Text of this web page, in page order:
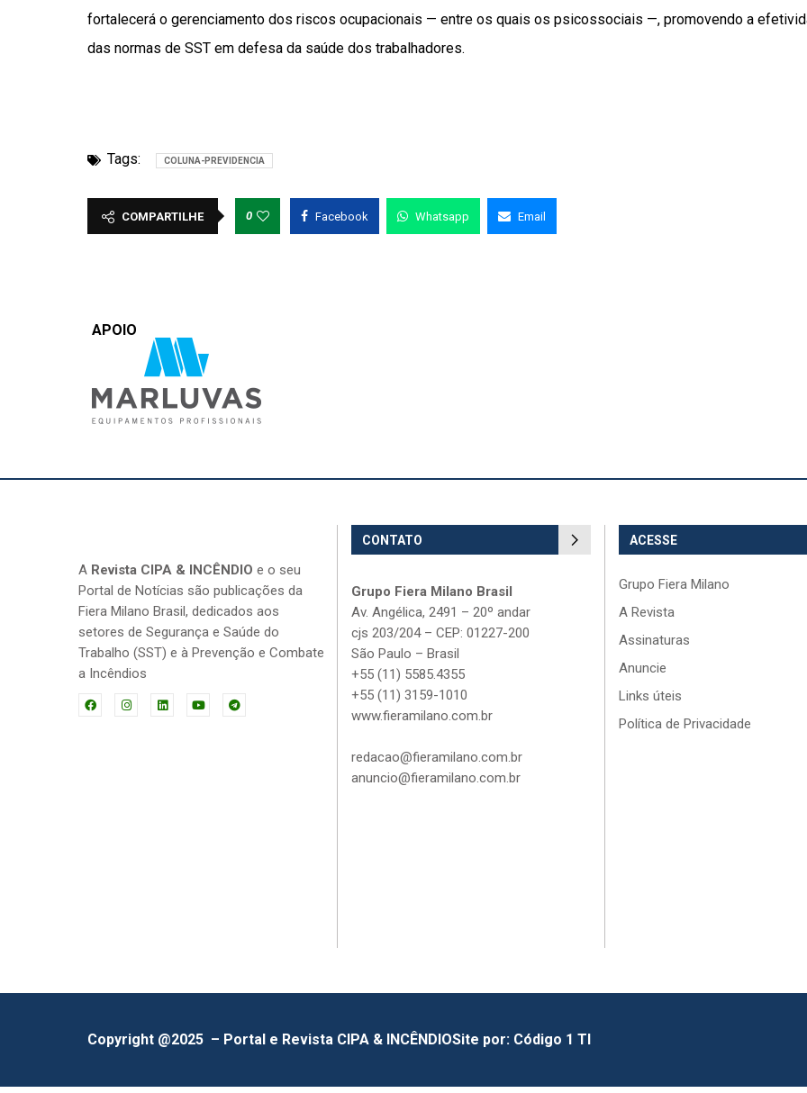
fortalecerá o gerenciamento dos riscos ocupacionais — entre os quais os psicossociais —, promovendo a
das normas de SST em defesa da saúde dos trabalhadores.
Tags: COLUNA-PREVIDENCIA
COMPARTILHE 0 Facebook Whatsapp Email
APOIO
A Revista CIPA & INCÊNDIO e o seu
Portal de Notícias são publicações da
Fiera Milano Brasil, dedicados aos
setores de Segurança e Saúde do
Trabalho (SST) e à Prevenção e Combate
a Incêndios
CONTATO
Grupo Fiera Milano Brasil
Av. Angélica, 2491 – 20º andar
cjs 203/204 – CEP: 01227-200
São Paulo – Brasil
+55 (11) 5585.4355
+55 (11) 3159-1010
www.fieramilano.com.br
redacao@fieramilano.com.br
anuncio@fieramilano.com.br
ACESSE
Grupo Fiera Milano
A Revista
Assinaturas
Anuncie
Links úteis
Política de Privacidade
Copyright @2025 – Portal e Revista CIPA & INCÊNDIOSite por: Código 1 TI